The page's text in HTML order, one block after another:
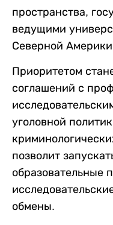
пространства,
ведущими
Северной
Приоритетом
соглашений с
уголовной
позволит
образовательные
обмены.